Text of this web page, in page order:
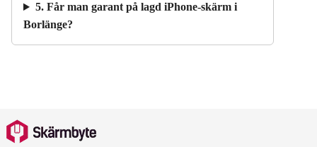
5. Får man garant på lagd iPhone-skärm i
Borlänge?